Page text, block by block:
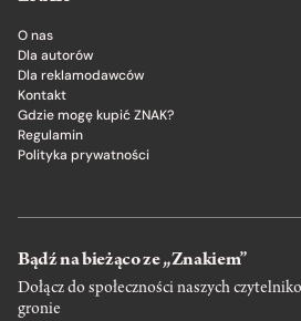
O nas
Dla autorów
Dla reklamodawców
Kontakt
Gdzie mogę kupić ZNAK?
Regulamin
Polityka prywatności
Bądź na bieżąco ze „Znakiem”
Dołącz do społeczności naszych
gronie